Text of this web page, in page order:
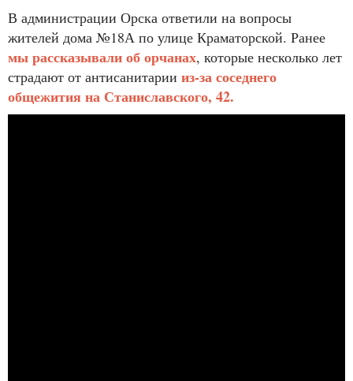
В администрации Орска ответили на вопросы
жителей дома №18А по улице Краматорской. Ранее
мы рассказывали об орчанах, которые несколько лет
страдают от антисанитарии из‑за соседнего
общежития на Станиславского, 42.